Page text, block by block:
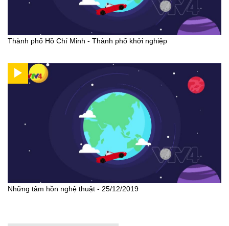
Thành phố Hồ Chí Minh - Thành phố khởi nghiệp
Những tâm hồn nghệ thuật - 25/12/2019